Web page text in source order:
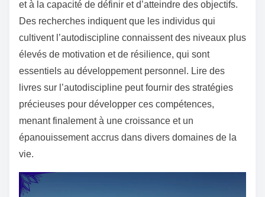
et à la capacité de définir et d’atteindre des objectifs.
Des recherches indiquent que les individus qui
cultivent l’autodiscipline connaissent des niveaux plus
élevés de motivation et de résilience, qui sont
essentiels au développement personnel. Lire des
livres sur l’autodiscipline peut fournir des stratégies
précieuses pour développer ces compétences,
menant finalement à une croissance et un
épanouissement accrus dans divers domaines de la
vie.